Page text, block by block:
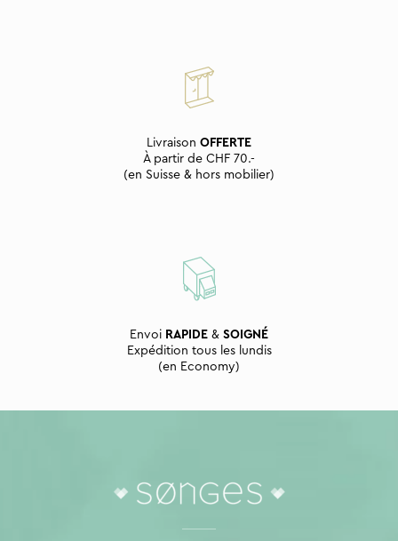
Livraison OFFERTE
À partir de CHF 70.-
(en Suisse & hors mobilier)
Envoi RAPIDE & SOIGNÉ
Expédition tous les lundis
(en Economy)